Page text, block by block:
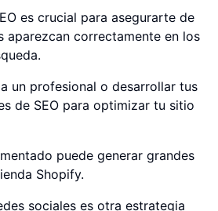
es crucial para asegurarte de
aparezcan correctamente en los
un profesional o desarrollar tus
de SEO para optimizar tu sitio
puede generar grandes
Shopify.
sociales es otra estrategia